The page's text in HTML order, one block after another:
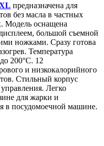
предназначена для
без масла в частных
Модель оснащена
большой съемной
ножками. Сразу готова
Температура
200°C. 12
и низкокалорийного
Стильный корпус
Легко
для жарки и
в посудомоечной машине.